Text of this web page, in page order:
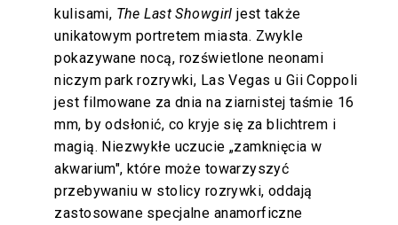
kulisami, The Last Showgirl jest także
unikatowym portretem miasta. Zwykle
pokazywane nocą, rozświetlone neonami
niczym park rozrywki, Las Vegas u Gii Coppoli
jest filmowane za dnia na ziarnistej taśmie 16
mm, by odsłonić, co kryje się za blichtrem i
magią. Niezwykłe uczucie „zamknięcia w
akwarium", które może towarzyszyć
przebywaniu w stolicy rozrywki, oddają
zastosowane specjalne anamorficzne